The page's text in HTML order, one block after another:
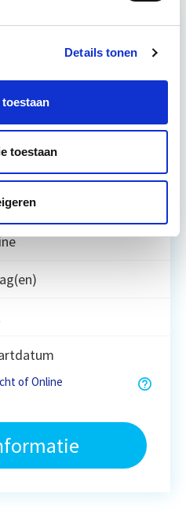
Details tonen
toestaan
voor Vastgoed- &
je om integraal
en/of te
de… Lees verder
of Online